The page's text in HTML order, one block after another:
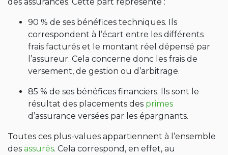
90 % de ses bénéfices techniques. Ils
correspondent à l’écart entre les différents
frais facturés et le montant réel dépensé par
l’assureur. Cela concerne donc les frais de
versement, de gestion ou d’arbitrage.
85 % de ses bénéfices financiers. Ils sont le
résultat des placements des primes
d’assurance versées par les épargnants.
Toutes ces plus-values appartiennent à l’ensemble
des assurés. Cela correspond, en effet, au